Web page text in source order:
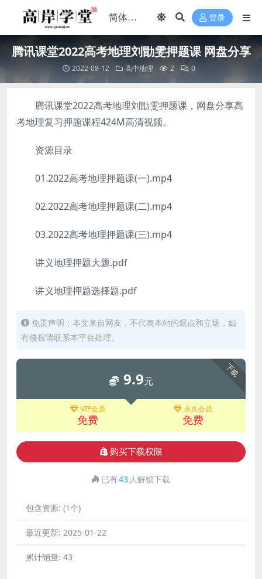
登录
腾讯课堂2022高考地理刘勖雯押题课 网盘分享
2022-08-12 高中地理 2 0
腾讯课堂2022高考地理刘勖雯押题课，网盘分享高
考地理复习押题课程424M高清视频。
资源目录
01.2022高考地理押题课(一).mp4
02.2022高考地理押题课(二).mp4
03.2022高考地理押题课(三).mp4
讲义地理押题大题.pdf
讲义地理押题选择题.pdf
免责声明：本文来自网友，不代表本站的观点和立场，如
有侵权请联系本平台处理。
下载
9.9元
VIP会员
免费
永久会员
免费
购买下载权限
已有43 人解锁下载
包含资源: (1个)
最近更新: 2025-01-22
累计销量: 43